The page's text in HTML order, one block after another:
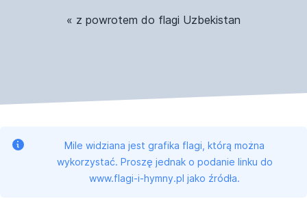
« z powrotem do flagi Uzbekistan
Mile widziana jest grafika flagi, którą można
wykorzystać. Proszę jednak o podanie linku do
www.flagi-i-hymny.pl jako źródła.